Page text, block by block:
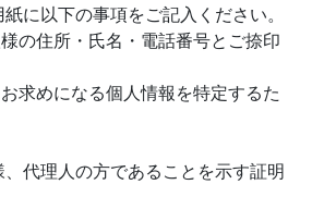
以下の事項をご記入ください。
所・氏名・電話番号とご捺印
になる個人情報を特定するた
、代理人の方であることを示す証明